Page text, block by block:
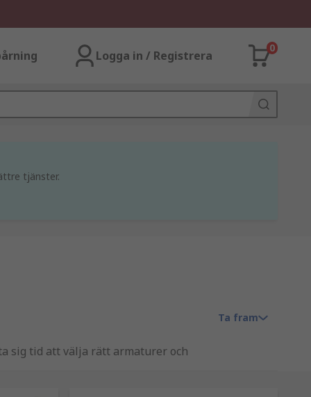
Logga in / Registrera
0
tjänster.
sig tid att välja rätt armaturer och
Ta fram